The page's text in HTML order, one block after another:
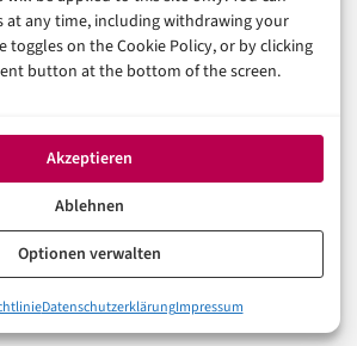
at any time, including withdrawing your
toggles on the Cookie Policy, or by clicking
button at the bottom of the screen.
Akzeptieren
Ablehnen
Optionen verwalten
DatenschutzerklärungImpressum
Kit
Eberswalde.